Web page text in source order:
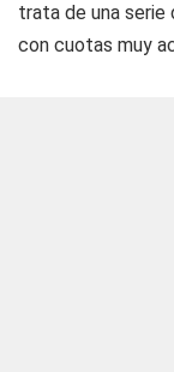
trata de una serie
con cuotas muy